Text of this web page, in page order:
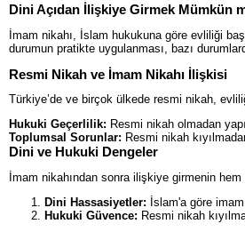
Dini Açıdan İlişkiye Girmek Mümkün
İmam nikahı, İslam hukukuna göre evliliği
durumun pratikte uygulanması, bazı
Resmi Nikah ve İmam Nikahı İlişkisi
Türkiye’de ve birçok ülkede resmi nikah,
Hukuki Geçerlilik: Resmi nikah olmadan
Toplumsal Sorunlar: Resmi nikah
Dini ve Hukuki Dengeler
İmam nikahından sonra ilişkiye girmenin
Dini Hassasiyetler: İslam'a göre
Hukuki Güvence: Resmi nikah